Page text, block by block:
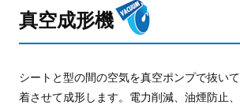
真空成形機
シートと型の間の空気を真空ポンプで抜い
着させて成形します。電力削減、油煙防止